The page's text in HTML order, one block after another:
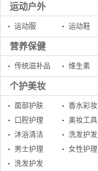
运动户外
运动服 运动鞋
营养保健
传统滋补品 维生素
个护美妆
面部护肤
香水彩妆
口腔护理
美妆工具
沐浴清洁
洗发护发
男士护理
女性护理
洗发护发